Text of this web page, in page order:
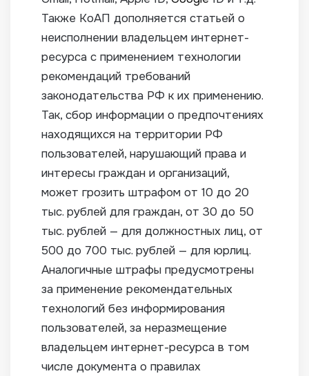
Также КоАП дополняется статьей о
неисполнении владельцем интернет-
ресурса с применением технологии
рекомендаций требований
законодательства РФ к их применению.
Так, сбор информации о предпочтениях
находящихся на территории РФ
пользователей, нарушающий права и
интересы граждан и организаций,
может грозить штрафом от 10 до 20
тыс. рублей для граждан, от 30 до 50
тыс. рублей — для должностных лиц, от
500 до 700 тыс. рублей — для юрлиц.
Аналогичные штрафы предусмотрены
за применение рекомендательных
технологий без информирования
пользователей, за неразмещение
владельцем интернет-ресурса в том
числе документа о правилах